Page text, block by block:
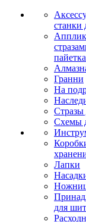
станки
Гранни
На
Стразы
Схемы
Лапки
для